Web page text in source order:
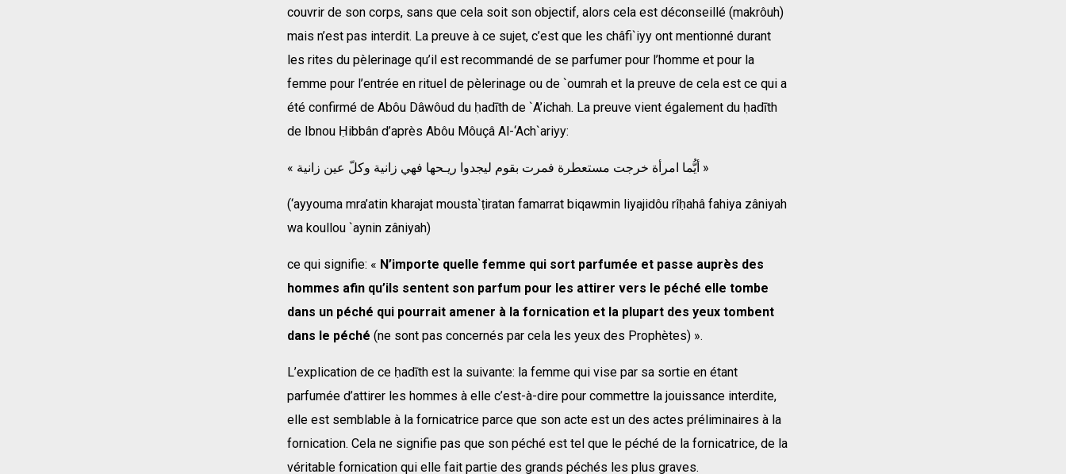
couvrir de son corps, sans que cela soit son objectif, alors cela est déconseillé (makrôuh)
mais n’est pas interdit. La preuve à ce sujet, c’est que les châfi`iyy ont mentionné durant
les rites du pèlerinage qu’il est recommandé de se parfumer pour l’homme et pour la
femme pour l’entrée en rituel de pèlerinage ou de `oumrah et la preuve de cela est ce qui a
été confirmé de Abôu Dâwôud du ḥadīth de `A’ichah. La preuve vient également du ḥadīth
de Ibnou Ḥibbân d’après Abôu Môuçâ Al-‘Ach`ariyy:
« أيُّما امرأة خرجت مستعطرة فمرت بقوم ليجدوا ريـحها فهي زانية وكلّ عين زانية »
(‘ayyouma mra’atin kharajat mousta`ṭiratan famarrat biqawmin liyajidôu rîḥahâ fahiya zâniyah
wa koullou `aynin zâniyah)
ce qui signifie: « N’importe quelle femme qui sort parfumée et passe auprès des
hommes afin qu’ils sentent son parfum pour les attirer vers le péché elle tombe
dans un péché qui pourrait amener à la fornication et la plupart des yeux tombent
dans le péché (ne sont pas concernés par cela les yeux des Prophètes) ».
L’explication de ce ḥadīth est la suivante: la femme qui vise par sa sortie en étant
parfumée d’attirer les hommes à elle c’est-à-dire pour commettre la jouissance interdite,
elle est semblable à la fornicatrice parce que son acte est un des actes préliminaires à la
fornication. Cela ne signifie pas que son péché est tel que le péché de la fornicatrice, de la
véritable fornication qui elle fait partie des grands péchés les plus graves.